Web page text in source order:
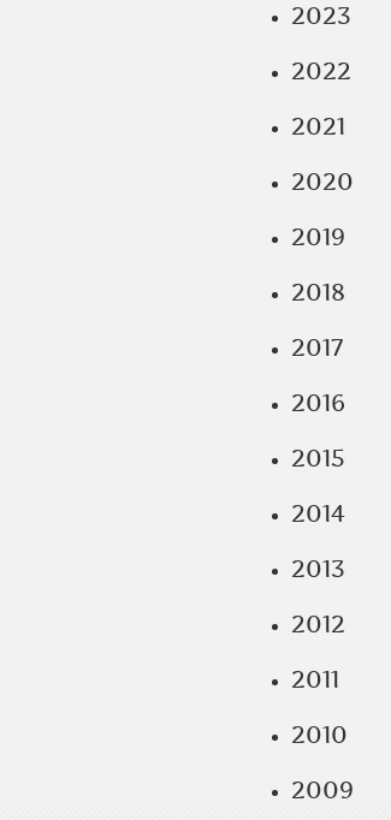
2023
2022
2021
2020
2019
2018
2017
2016
2015
2014
2013
2012
2011
2010
2009